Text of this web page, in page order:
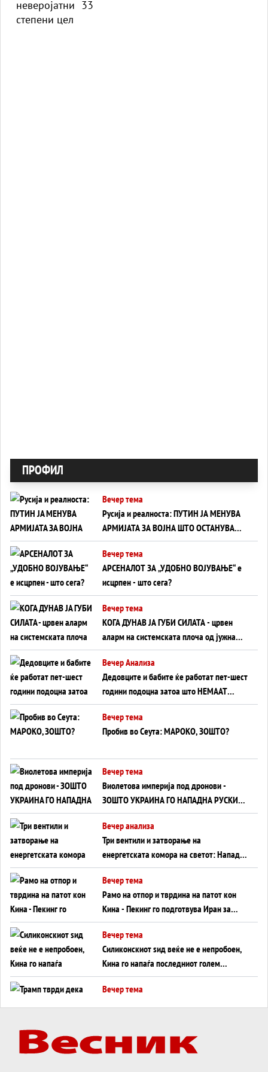
ПРОФИЛ
Вечер тема
Русија и реалноста: ПУТИН ЈА МЕНУВА
АРМИЈАТА ЗА ВОЈНА ШТО ОСТАНУВА
БЕЗ ФРОНТ
Вечер тема
АРСЕНАЛОТ ЗА „УДОБНО ВОЈУВАЊЕ“ е
исцрпен - што сега?
Вечер тема
КОГА ДУНАВ ЈА ГУБИ СИЛАТА - црвен
аларм на системската плоча од јужна
Германија до Црното Море...
Вечер Анализа
Дедовците и бабите ќе работат пет-шест
години подоцна затоа што НЕМААТ
ВНУЦИ ДА ГИ ЗАМЕНАТ
Вечер тема
Пробив во Сеута: МАРОКО, ЗОШТО?
Вечер тема
Виолетова империја под дронови -
ЗОШТО УКРАИНА ГО НАПАДНА РУСКИОТ
WILDBERRIES
Вечер анализа
Три вентили и затворање на
енергетската комора на светот: Нападот
во Суец најавува глобален енергетски
инфаркт?
Вечер тема
Рамо на отпор и тврдина на патот кон
Кина - Пекинг го подготвува Иран за
американска копнена инвазија
Вечер тема
Силиконскиот ѕид веќе не е непробоен,
Кина го напаѓа последниот голем
монопол на Западот?
Вечер тема
Вечер тема
ДЛАБОКО УДОЛУ: Сметководствените